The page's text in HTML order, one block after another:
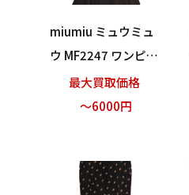
miumiu ミュウミュ
ウ MF2247 ワンピー
ス ブラック サイズ3
6 買い取りました！
最大買取価格
～6000円